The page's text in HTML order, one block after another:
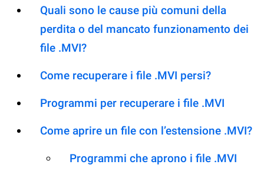
Quali sono le cause più comuni della
perdita o del mancato funzionamento dei
file .MVI?
Come recuperare i file .MVI persi?
Programmi per recuperare i file .MVI
Come aprire un file con l’estensione .MVI?
Programmi che aprono i file .MVI